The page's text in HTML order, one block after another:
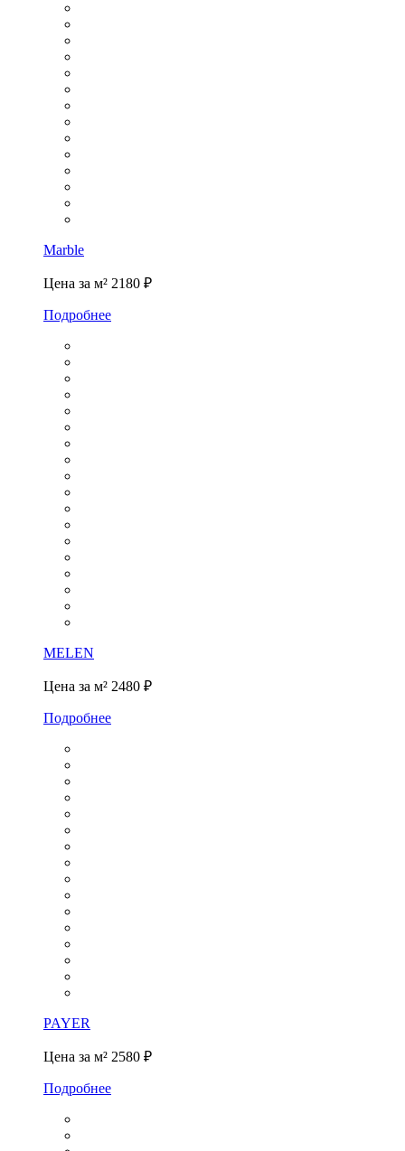
Marble
Цена за м² 2180 ₽
Подробнее
MELEN
Цена за м² 2480 ₽
Подробнее
PAYER
Цена за м² 2580 ₽
Подробнее